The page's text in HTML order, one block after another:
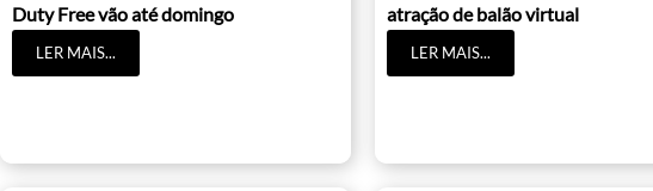
Duty Free vão até domingo
LER MAIS...
atração de balão virtual
LER MAIS...